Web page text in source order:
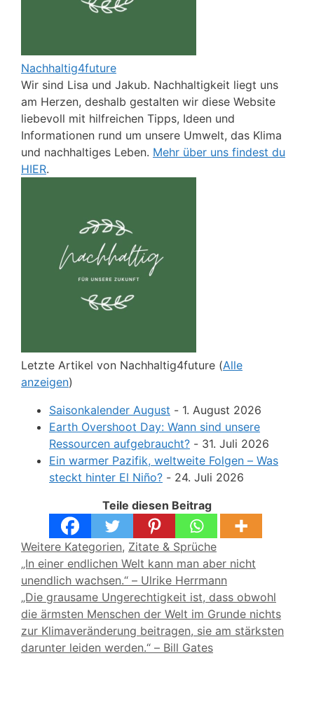
Nachhaltig4future
Wir sind Lisa und Jakub. Nachhaltigkeit liegt uns
am Herzen, deshalb gestalten wir diese Website
liebevoll mit hilfreichen Tipps, Ideen und
Informationen rund um unsere Umwelt, das Klima
und nachhaltiges Leben. Mehr über uns findest du
HIER.
Letzte Artikel von Nachhaltig4future (Alle
anzeigen)
Saisonkalender August - 1. August 2026
Earth Overshoot Day: Wann sind unsere
Ressourcen aufgebraucht? - 31. Juli 2026
Ein warmer Pazifik, weltweite Folgen – Was
steckt hinter El Niño? - 24. Juli 2026
Teile diesen Beitrag
Kategorien
Weitere Kategorien, Zitate & Sprüche
„In einer endlichen Welt kann man aber nicht
unendlich wachsen.“ – Ulrike Herrmann
„Die grausame Ungerechtigkeit ist, dass obwohl
die ärmsten Menschen der Welt im Grunde nichts
zur Klima­veränderung beitragen, sie am stärksten
darunter leiden werden.“ – Bill Gates